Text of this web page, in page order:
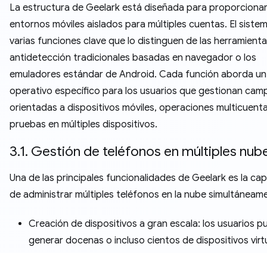
La estructura de Geelark está diseñada para proporcionar
entornos móviles aislados para múltiples cuentas. El
varias funciones clave que lo distinguen de las
antidetección tradicionales basadas en navegador o los
emuladores estándar de Android. Cada función aborda
operativo específico para los usuarios que gestionan
orientadas a dispositivos móviles, operaciones
pruebas en múltiples dispositivos.
3.1. Gestión de teléfonos en múltiples
Una de las principales funcionalidades de Geelark es la
de administrar múltiples teléfonos en la nube
Creación de dispositivos a gran escala: los usuarios
generar docenas o incluso cientos de dispositivos